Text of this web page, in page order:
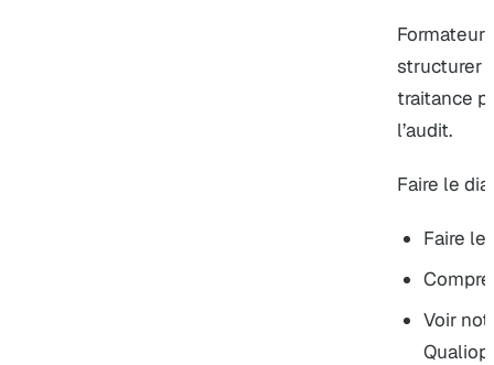
Formateur
structurer
traitance
l’audit.
Faire le
Faire
Voir
Qualiopi